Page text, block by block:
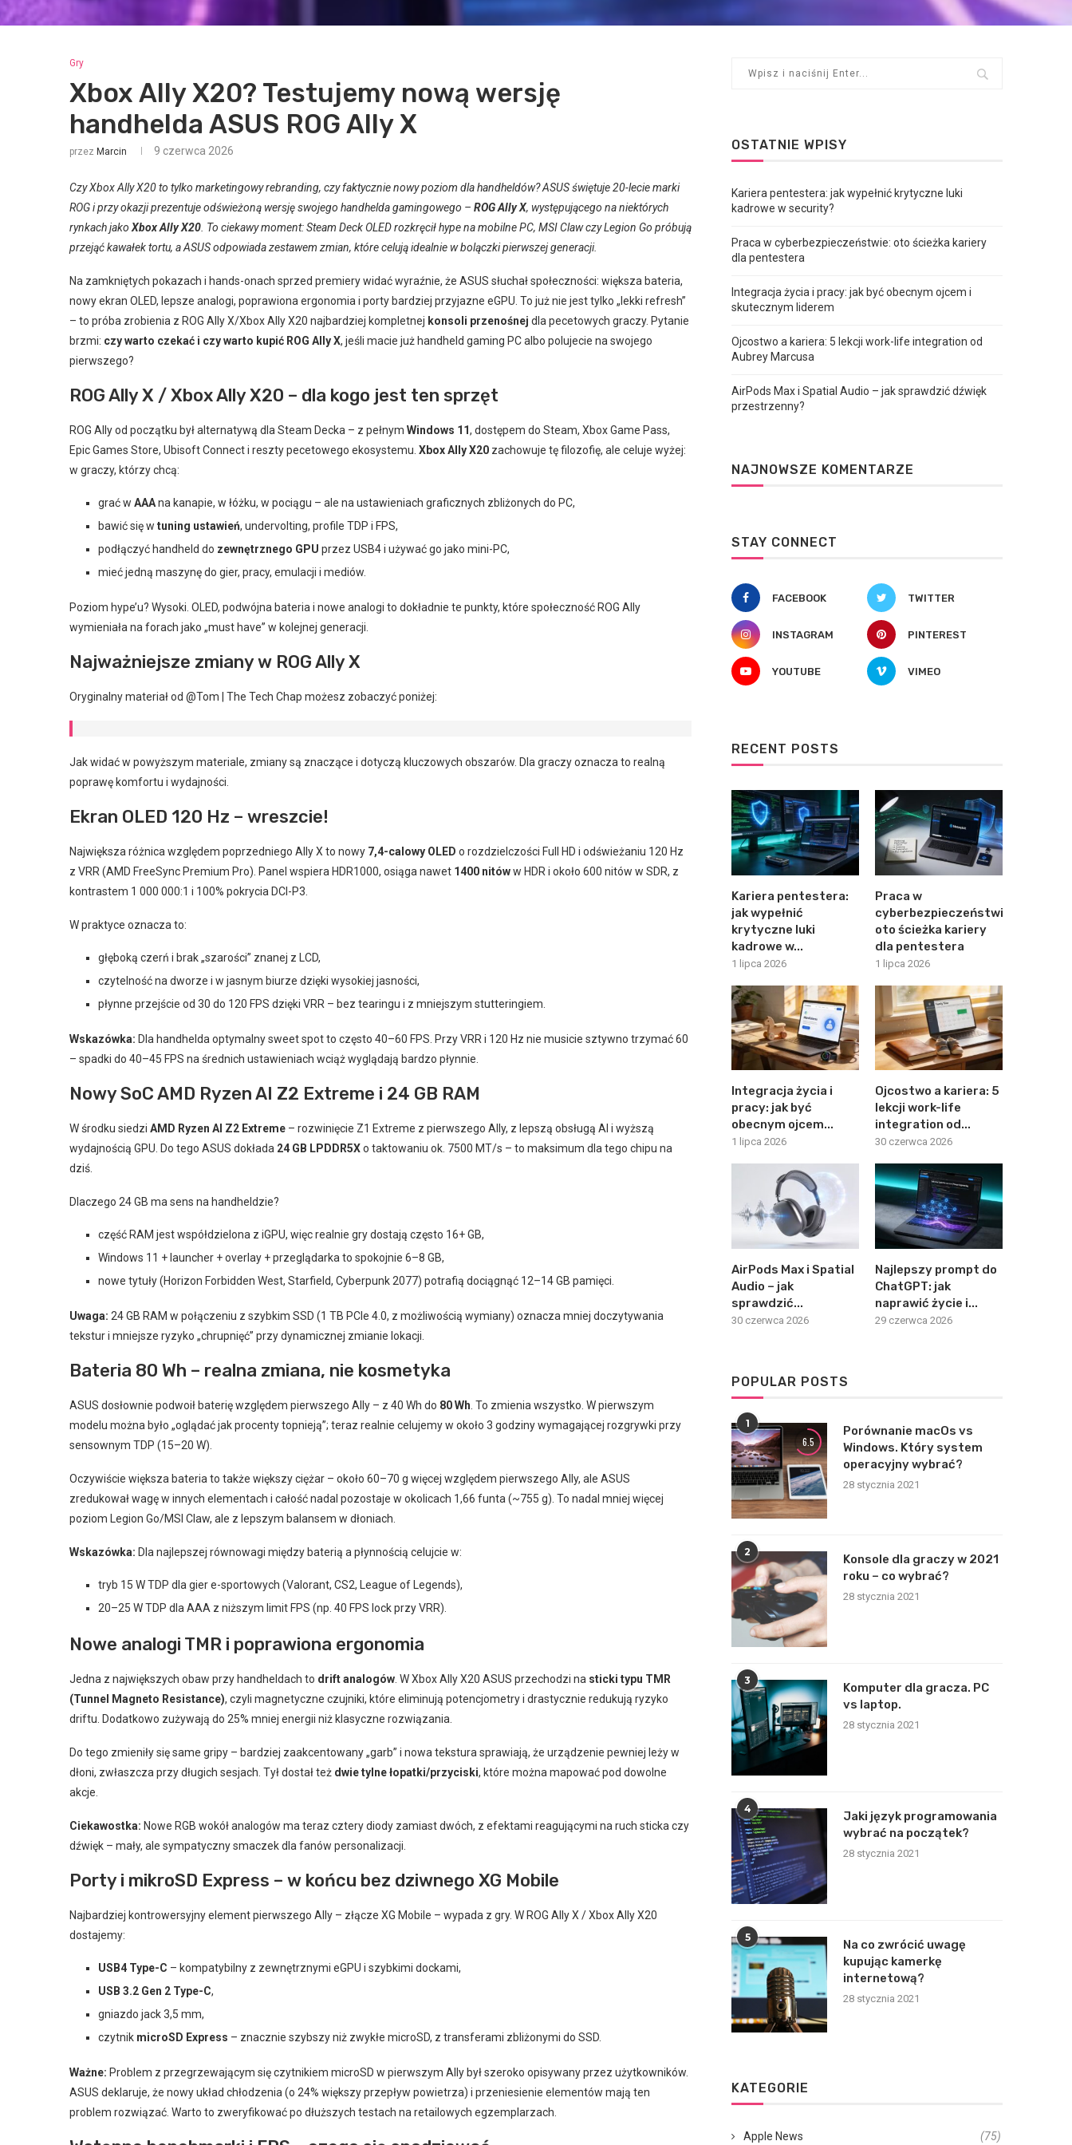
Gry
Xbox Ally X20? Testujemy nową wersję
handhelda ASUS ROG Ally X
przez Marcin 9 czerwca 2026
Czy Xbox Ally X20 to tylko marketingowy rebranding, czy faktycznie nowy poziom dla handheldów? ASUS świętuje 20-lecie marki
ROG i przy okazji prezentuje odświeżoną wersję swojego handhelda gamingowego – ROG Ally X, występującego na niektórych
rynkach jako Xbox Ally X20 . To ciekawy moment: Steam Deck OLED rozkręcił hype na mobilne PC, MSI Claw czy Legion Go próbują
przejąć kawałek tortu, a ASUS odpowiada zestawem zmian, które celują idealnie w bolączki pierwszej generacji.
Na zamkniętych pokazach i hands-onach sprzed premiery widać wyraźnie, że ASUS słuchał społeczności: większa bateria,
nowy ekran OLED, lepsze analogi, poprawiona ergonomia i porty bardziej przyjazne eGPU. To już nie jest tylko „lekki refresh”
– to próba zrobienia z ROG Ally X/Xbox Ally X20 najbardziej kompletnej konsoli przenośnej dla pecetowych graczy. Pytanie
brzmi: czy warto czekać i czy warto kupić ROG Ally X, jeśli macie już handheld gaming PC albo polujecie na swojego
pierwszego?
ROG Ally X / Xbox Ally X20 – dla kogo jest ten sprzęt
ROG Ally od początku był alternatywą dla Steam Decka – z pełnym Windows 11, dostępem do Steam, Xbox Game Pass,
Epic Games Store, Ubisoft Connect i reszty pecetowego ekosystemu. Xbox Ally X20 zachowuje tę filozofię, ale celuje wyżej:
w graczy, którzy chcą:
grać w AAAna kanapie, w łóżku, w pociągu – ale na ustawieniach graficznych zbliżonych do PC,
bawić się w tuning ustawień, undervolting, profile TDP i FPS,
podłączyć handheld do zewnętrznego GPU przez USB4 i używać go jako mini-PC,
mieć jedną maszynę do gier, pracy, emulacji i mediów.
Poziom hype’u? Wysoki. OLED, podwójna bateria i nowe analogi to dokładnie te punkty, które społeczność ROG Ally
wymieniała na forach jako „must have” w kolejnej generacji.
Najważniejsze zmiany w ROG Ally X
Oryginalny materiał od @Tom | The Tech Chap możesz zobaczyć poniżej:
Jak widać w powyższym materiale, zmiany są znaczące i dotyczą kluczowych obszarów. Dla graczy oznacza to realną
poprawę komfortu i wydajności.
Ekran OLED 120 Hz – wreszcie!
Największa różnica względem poprzedniego Ally X to nowy 7,4-calowy OLED o rozdzielczości Full HD i odświeżaniu 120 Hz
z VRR (AMD FreeSync Premium Pro). Panel wspiera HDR1000, osiąga nawet 1400 nitóww HDR i około 600 nitów w SDR, z
kontrastem 1 000 000:1 i 100% pokrycia DCI-P3.
W praktyce oznacza to:
głęboką czerń i brak „szarości” znanej z LCD,
czytelność na dworze i w jasnym biurze dzięki wysokiej jasności,
płynne przejście od 30 do 120 FPS dzięki VRR – bez tearingu i z mniejszym stutteringiem.
Wskazówka: Dla handhelda optymalny sweet spot to często 40–60 FPS. Przy VRR i 120 Hz nie musicie sztywno trzymać 60
– spadki do 40–45 FPS na średnich ustawieniach wciąż wyglądają bardzo płynnie.
Nowy SoC AMD Ryzen AI Z2 Extreme i 24 GB RAM
W środku siedzi AMD Ryzen AI Z2 Extreme – rozwinięcie Z1 Extreme z pierwszego Ally, z lepszą obsługą AI i wyższą
wydajnością GPU. Do tego ASUS dokłada 24 GB LPDDR5Xo taktowaniu ok. 7500 MT/s – to maksimum dla tego chipu na
dziś.
Dlaczego 24 GB ma sens na handheldzie?
część RAM jest współdzielona z iGPU, więc realnie gry dostają często 16+ GB,
Windows 11 + launcher + overlay + przeglądarka to spokojnie 6–8 GB,
nowe tytuły (Horizon Forbidden West, Starfield, Cyberpunk 2077) potrafią dociągnąć 12–14 GB pamięci.
Uwaga: 24 GB RAM w połączeniu z szybkim SSD (1 TB PCIe 4.0, z możliwością wymiany) oznacza mniej doczytywania
tekstur i mniejsze ryzyko „chrupnięć” przy dynamicznej zmianie lokacji.
Bateria 80 Wh – realna zmiana, nie kosmetyka
ASUS dosłownie podwoił baterię względem pierwszego Ally – z 40 Wh do 80 Wh . To zmienia wszystko. W pierwszym
modelu można było „oglądać jak procenty topnieją”; teraz realnie celujemy w około 3 godziny wymagającej rozgrywki przy
sensownym TDP (15–20 W).
Oczywiście większa bateria to także większy ciężar – około 60–70 g więcej względem pierwszego Ally, ale ASUS
zredukował wagę w innych elementach i całość nadal pozostaje w okolicach 1,66 funta (~755 g). To nadal mniej więcej
poziom Legion Go/MSI Claw, ale z lepszym balansem w dłoniach.
Wskazówka: Dla najlepszej równowagi między baterią a płynnością celujcie w:
tryb 15 W TDP dla gier e-sportowych (Valorant, CS2, League of Legends),
20–25 W TDP dla AAA z niższym limit FPS (np. 40 FPS lock przy VRR).
Nowe analogi TMR i poprawiona ergonomia
Jedna z największych obaw przy handheldach to drift analogów . W Xbox Ally X20 ASUS przechodzi na sticki typu TMR
(Tunnel Magneto Resistance), czyli magnetyczne czujniki, które eliminują potencjometry i drastycznie redukują ryzyko
driftu. Dodatkowo zużywają do 25% mniej energii niż klasyczne rozwiązania.
Do tego zmieniły się same gripy – bardziej zaakcentowany „garb” i nowa tekstura sprawiają, że urządzenie pewniej leży w
dłoni, zwłaszcza przy długich sesjach. Tył dostał też dwie tylne łopatki/przyciski, które można mapować pod dowolne
akcje.
Ciekawostka: Nowe RGB wokół analogów ma teraz cztery diody zamiast dwóch, z efektami reagującymi na ruch sticka czy
dźwięk – mały, ale sympatyczny smaczek dla fanów personalizacji.
Porty i mikroSD Express – w końcu bez dziwnego XG Mobile
Najbardziej kontrowersyjny element pierwszego Ally – złącze XG Mobile – wypada z gry. W ROG Ally X / Xbox Ally X20
dostajemy:
USB4 Type-C – kompatybilny z zewnętrznymi eGPU i szybkimi dockami,
USB 3.2 Gen 2 Type-C,
gniazdo jack 3,5 mm,
czytnik microSD Express – znacznie szybszy niż zwykłe microSD, z transferami zbliżonymi do SSD.
Ważne: Problem z przegrzewającym się czytnikiem microSD w pierwszym Ally był szeroko opisywany przez użytkowników.
ASUS deklaruje, że nowy układ chłodzenia (o 24% większy przepływ powietrza) i przeniesienie elementów mają ten
problem rozwiązać. Warto to zweryfikować po dłuższych testach na retailowych egzemplarzach.
OSTATNIE WPISY
Kariera pentestera: jak wypełnić krytyczne luki
kadrowe w security?
Praca w cyberbezpieczeństwie: oto ścieżka kariery
dla pentestera
Integracja życia i pracy: jak być obecnym ojcem i
skutecznym liderem
Ojcostwo a kariera: 5 lekcji work-life integration od
Aubrey Marcusa
AirPods Max i Spatial Audio – jak sprawdzić dźwięk
przestrzenny?
NAJNOWSZE KOMENTARZE
STAY CONNECT
FACEBOOK TWITTER
INSTAGRAM PINTEREST
YOUTUBE VIMEO
RECENT POSTS
Kariera pentestera:
jak wypełnić
krytyczne luki
kadrowe w...
1 lipca 2026
Praca w
cyberbezpieczeństwie:
oto ścieżka kariery
dla pentestera
1 lipca 2026
Integracja życia i
pracy: jak być
obecnym ojcem...
1 lipca 2026
Ojcostwo a kariera: 5
lekcji work-life
integration od...
30 czerwca 2026
AirPods Max i Spatial
Audio – jak
sprawdzić...
30 czerwca 2026
Najlepszy prompt do
ChatGPT: jak
naprawić życie i...
29 czerwca 2026
POPULAR POSTS
1
6.5
Porównanie macOs vs
Windows. Który system
operacyjny wybrać?
28 stycznia 2021
2
Konsole dla graczy w 2021
roku – co wybrać?
28 stycznia 2021
3
Komputer dla gracza. PC
vs laptop.
28 stycznia 2021
4
Jaki język programowania
wybrać na początek?
28 stycznia 2021
5
Na co zwrócić uwagę
kupując kamerkę
internetową?
28 stycznia 2021
KATEGORIE
Apple News (75)